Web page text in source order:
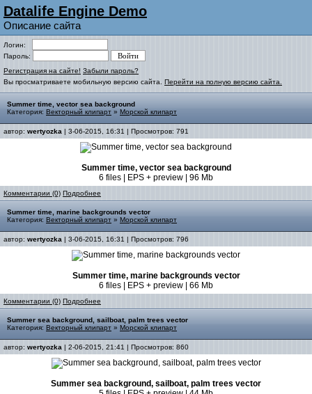
Datalife Engine Demo
Описание сайта
Логин:
Пароль:
Регистрация на сайте! Забыли пароль?
Вы просматриваете мобильную версию сайта. Перейти на полную версию сайта.
Summer time, vector sea background
Категория: Векторный клипарт » Морской клипарт
автор: wertyozka | 3-06-2015, 16:31 | Просмотров: 791
Summer time, vector sea background
6 files | EPS + preview | 96 Mb
Комментарии (0) Подробнее
Summer time, marine backgrounds vector
Категория: Векторный клипарт » Морской клипарт
автор: wertyozka | 3-06-2015, 16:31 | Просмотров: 796
Summer time, marine backgrounds vector
6 files | EPS + preview | 66 Mb
Комментарии (0) Подробнее
Summer sea background, sailboat, palm trees vector
Категория: Векторный клипарт » Морской клипарт
автор: wertyozka | 2-06-2015, 21:41 | Просмотров: 860
Summer sea background, sailboat, palm trees vector